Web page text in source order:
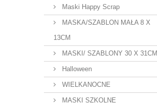
Maski Happy Scrap
MASKA/SZABLON MAŁA 8 X
13CM
MASKI/ SZABLONY 30 X 31CM
Halloween
WIELKANOCNE
MASKI SZKOLNE